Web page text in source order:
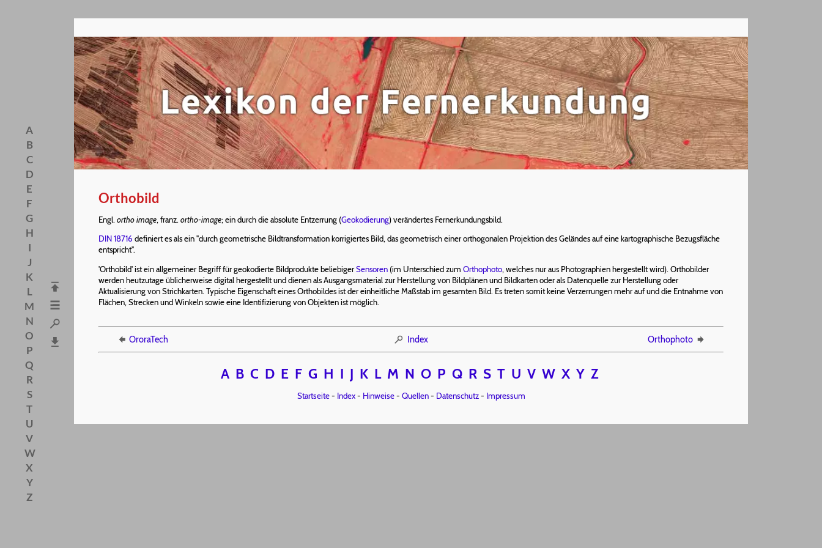
A
B
C
D
E
F
G
H
I
J
K
L
M
N
O
P
Q
R
S
T
U
V
W
X
Y
Z
Orthobild
Engl. ortho image, franz. ortho-image; ein durch die absolute Entzerrung (Geokodierung) verändertes Fernerkundungsbild.
DIN 18716 definiert es als ein "durch geometrische Bildtransformation korrigiertes Bild, das geometrisch einer orthogonalen Projektion des Geländes auf eine kartographische Bezugsfläche
entspricht".
'Orthobild' ist ein allgemeiner Begriff für geokodierte Bildprodukte beliebigerSensoren (im Unterschied zum Orthophoto, welches nur aus Photographien hergestellt wird). Orthobilder
werden heutzutage üblicherweise digital hergestellt und dienen als Ausgangsmaterial zur Herstellung von Bildplänen und Bildkarten oder als Datenquelle zur Herstellung oder
Aktualisierung von Strichkarten. Typische Eigenschaft eines Orthobildes ist der einheitliche Maßstab im gesamten Bild. Es treten somit keine Verzerrungen mehr auf und die Entnahme von
Flächen, Strecken und Winkeln sowie eine Identifizierung von Objekten ist möglich.
OroraTech Index Orthophoto
A B C D E F G H I J K L M N O P Q R S T U V W X Y Z
Startseite- Index- Hinweise- Quellen- Datenschutz- Impressum